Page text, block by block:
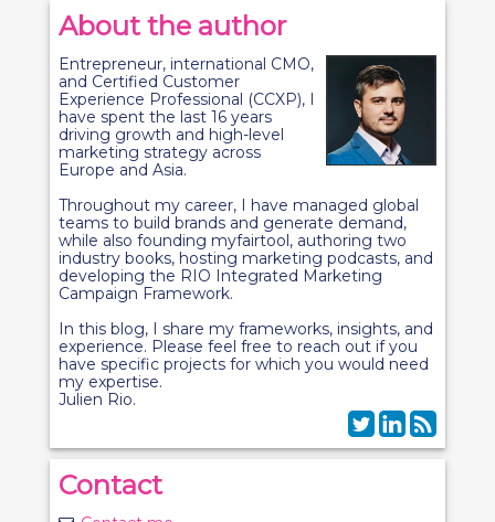
About the author
Entrepreneur, international CMO,
and Certified Customer
Experience Professional (CCXP), I
have spent the last 16 years
driving growth and high-level
marketing strategy across
Europe and Asia.
Throughout my career, I have managed global
teams to build brands and generate demand,
while also founding myfairtool, authoring two
industry books, hosting marketing podcasts, and
developing the RIO Integrated Marketing
Campaign Framework.
In this blog, I share my frameworks, insights, and
experience. Please feel free to reach out if you
have specific projects for which you would need
my expertise.
Julien Rio.
Contact